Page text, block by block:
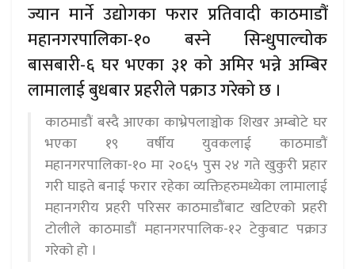
ज्यान मार्ने उद्योगका फरार प्रतिवादी काठमाडौं
महानगरपालिका-१० बस्ने सिन्धुपाल्चोक
बासबारी-६ घर भएका ३१ को अमिर भन्ने अम्बिर
लामालाई बुधबार प्रहरीले पक्राउ गरेको छ ।
काठमाडौं बस्दै आएका काभ्रेपलाञ्चोक शिखर अम्बोटे घर
भएका १९ वर्षीय युवकलाई काठमाडौं
महानगरपालिका-१० मा २०६५ पुस २४ गते खुकुरी प्रहार
गरी घाइते बनाई फरार रहेका व्यक्तिहरुमध्येका लामालाई
महानगरीय प्रहरी परिसर काठमाडौंबाट खटिएको प्रहरी
टोलीले काठमाडौं महानगरपालिक-१२ टेकुबाट पक्राउ
गरेको हो ।